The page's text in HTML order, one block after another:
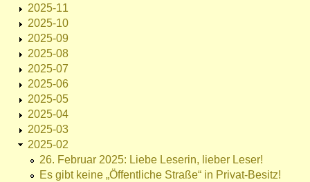
2025-11
2025-10
2025-09
2025-08
2025-07
2025-06
2025-05
2025-04
2025-03
2025-02
26. Februar 2025: Liebe Leserin, lieber Leser!
Es gibt keine „Öffentliche Straße“ in Privat-Besitz!